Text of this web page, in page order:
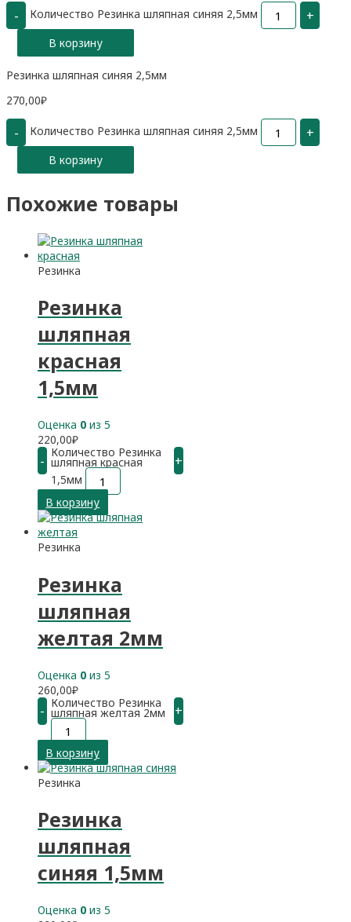
- Количество Резинка шляпная синяя 2,5мм +
В корзину
Резинка шляпная синяя 2,5мм
270,00₽
- Количество Резинка шляпная синяя 2,5мм +
В корзину
Похожие товары
Резинка
Резинка
шляпная
красная
1,5мм
Оценка 0 из 5
220,00₽
- Количество Резинка
шляпная красная
1,5мм
+
В корзину
Резинка
Резинка
шляпная
желтая 2мм
Оценка 0 из 5
260,00₽
- Количество Резинка
шляпная желтая 2мм +
В корзину
Резинка
Резинка
шляпная
синяя 1,5мм
Оценка 0 из 5